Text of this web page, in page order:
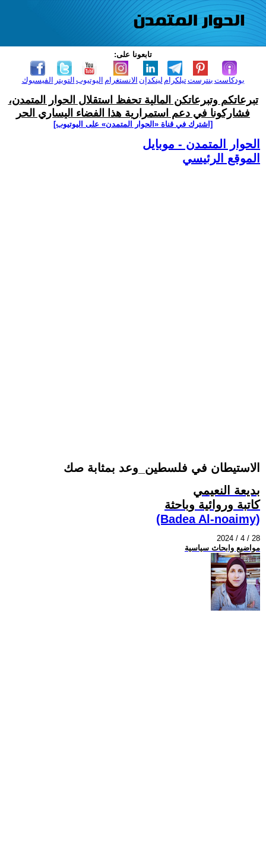
تابعونا على:
الفيسبوك التويتر اليوتيوب الانستغرام لينكدإن تيلكرامبنترست بودكاست
تبرعاتكم وتبرعاتكن المالية تحفظ استقلال الحوار المتمدن،
فشاركونا في دعم استمرارية هذا الفضاء اليساري الحر
[اشترك في قناة ‫«الحوار المتمدن» على اليوتيوب]
الحوار المتمدن - موبايل
الموقع الرئيسي
الاستيطان في فلسطين_وعد بمثابة صك
بديعة النعيمي
كاتبة وروائية وباحثة
(Badea Al-noaimy)
2024 / 4 / 28
مواضيع وابحاث سياسية